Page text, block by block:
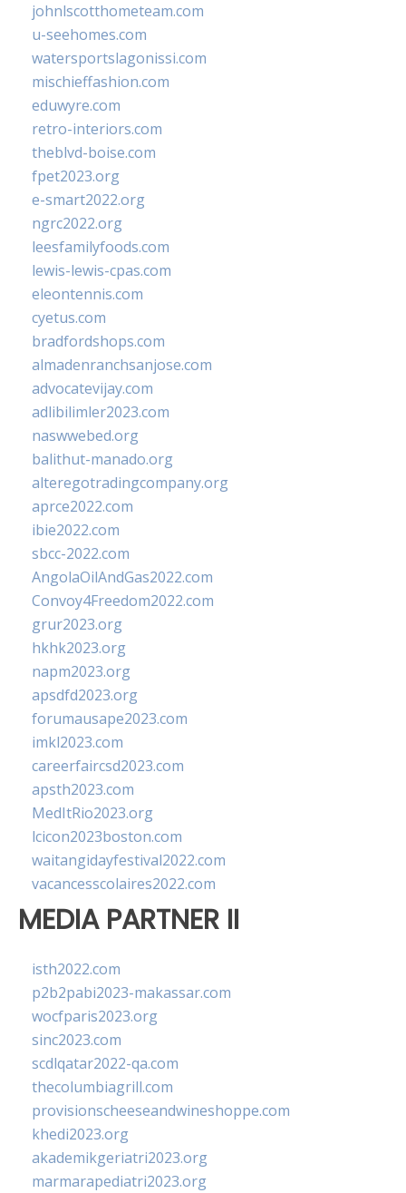
johnlscotthometeam.com
u-seehomes.com
watersportslagonissi.com
mischieffashion.com
eduwyre.com
retro-interiors.com
theblvd-boise.com
fpet2023.org
e-smart2022.org
ngrc2022.org
leesfamilyfoods.com
lewis-lewis-cpas.com
eleontennis.com
cyetus.com
bradfordshops.com
almadenranchsanjose.com
advocatevijay.com
adlibilimler2023.com
naswwebed.org
balithut-manado.org
alteregotradingcompany.org
aprce2022.com
ibie2022.com
sbcc-2022.com
AngolaOilAndGas2022.com
Convoy4Freedom2022.com
grur2023.org
hkhk2023.org
napm2023.org
apsdfd2023.org
forumausape2023.com
imkl2023.com
careerfaircsd2023.com
apsth2023.com
MedItRio2023.org
lcicon2023boston.com
waitangidayfestival2022.com
vacancesscolaires2022.com
MEDIA PARTNER II
isth2022.com
p2b2pabi2023-makassar.com
wocfparis2023.org
sinc2023.com
scdlqatar2022-qa.com
thecolumbiagrill.com
provisionscheeseandwineshoppe.com
khedi2023.org
akademikgeriatri2023.org
marmarapediatri2023.org